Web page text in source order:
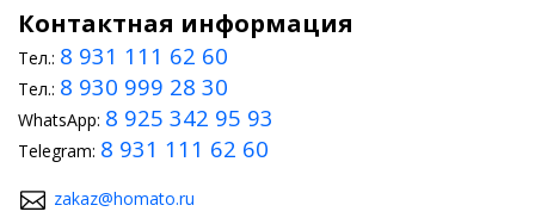
Контактная информация
Тел.: 8 931 111 62 60
Тел.: 8 930 999 28 30
WhatsApp: 8 925 342 95 93
Telegram: 8 931 111 62 60
zakaz@homato.ru